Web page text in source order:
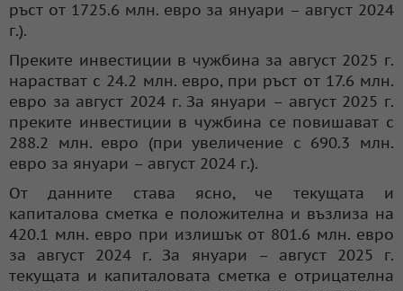
ръст от 1725.6 млн. евро за януари – август 2024
г.).
Преките инвестиции в чужбина за август 2025 г.
нарастват с 24.2 млн. евро, при ръст от 17.6 млн.
евро за август 2024 г. За януари – август 2025 г.
преките инвестиции в чужбина се повишават с
288.2 млн. евро (при увеличение с 690.3 млн.
евро за януари – август 2024 г.).
От данните става ясно, че текущата и
капиталова сметка е положителна и възлиза на
420.1 млн. евро при излишък от 801.6 млн. евро
за август 2024 г. За януари – август 2025 г.
текущата и капиталовата сметка е отрицателна